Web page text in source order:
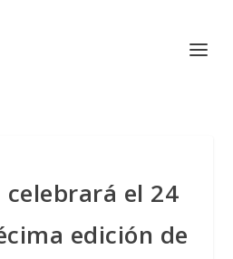
celebrará el 24
edición de